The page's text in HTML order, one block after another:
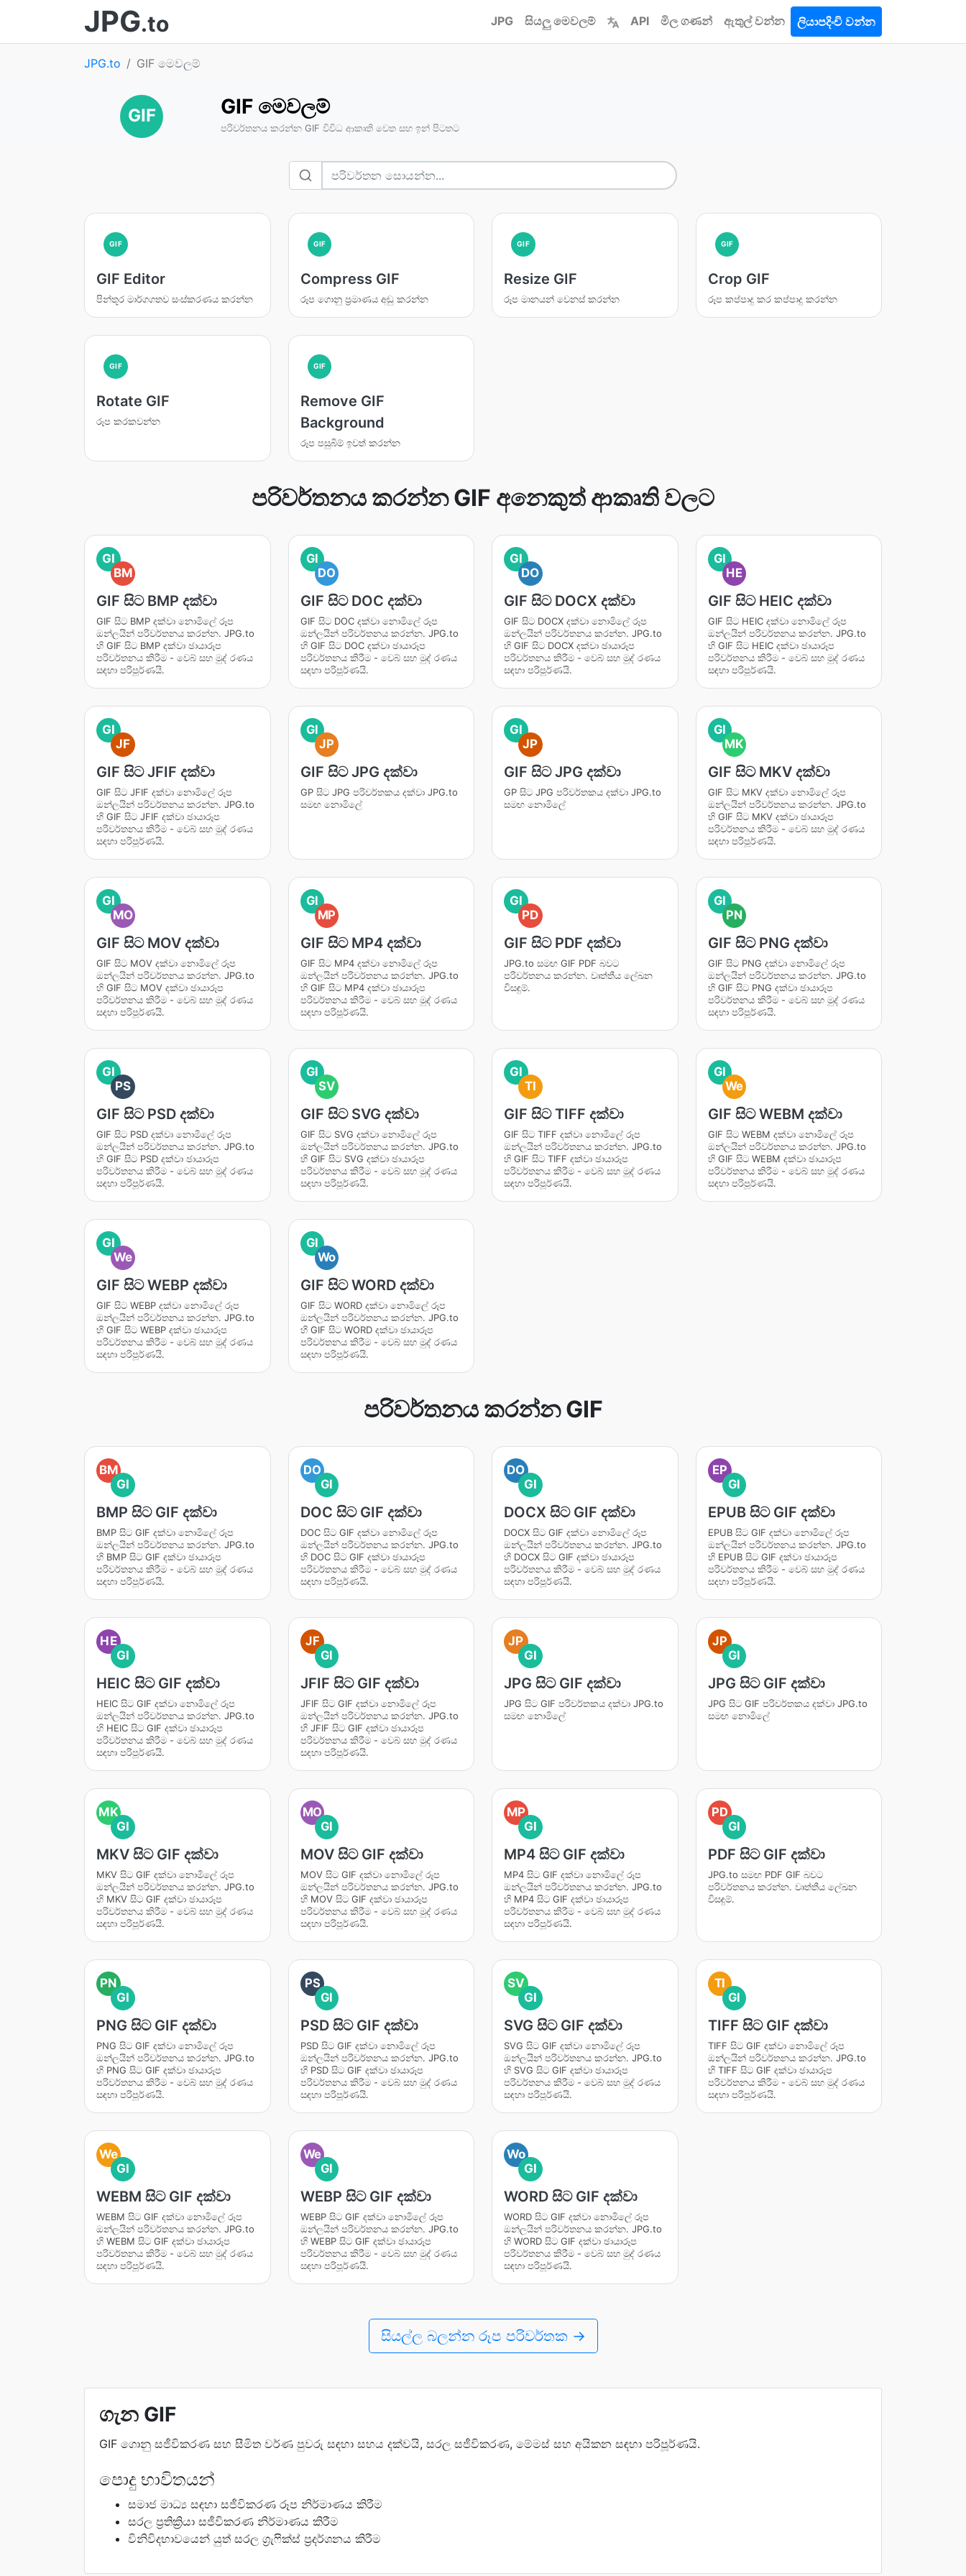
JPG.to JPG සියලු මෙවලම් API මිල ගණන් ඇතුල් වන්න ලියාපදිංචි වන්න
JPG.to GIF මෙවලම්
GIF GIF මෙවලම්
පරිවර්තනය කරන්න GIF විවිධ ආකෘති වෙත සහ ඉන් පිටතට
GIF
GIF Editor
පින්තූර මාර්ගගතව සංස්කරණය කරන්න
GIF
Compress GIF
රූප ගොනු ප්‍රමාණය අඩු කරන්න
GIF
Resize GIF
රූප මානයන් වෙනස් කරන්න
GIF
Crop GIF
රූප කප්පාදු කර කප්පාදු කරන්න
GIF
Rotate GIF
රූප කරකවන්න
GIF
Remove GIF
Background
රූප පසුබිම් ඉවත් කරන්න
පරිවර්තනය කරන්න GIF අනෙකුත් ආකෘති වලට
GI
BM
GIF සිට BMP දක්වා
GIF සිට BMP දක්වා නොමිලේ රූප
ඔන්ලයින් පරිවර්තනය කරන්න. JPG.to
හි GIF සිට BMP දක්වා ඡායාරූප
පරිවර්තනය කිරීම - වෙබ් සහ මුද් රණය
සඳහා පරිපූර්ණයි.
GI
DO
GIF සිට DOC දක්වා
GIF සිට DOC දක්වා නොමිලේ රූප
ඔන්ලයින් පරිවර්තනය කරන්න. JPG.to
හි GIF සිට DOC දක්වා ඡායාරූප
පරිවර්තනය කිරීම - වෙබ් සහ මුද් රණය
සඳහා පරිපූර්ණයි.
GI
DO
GIF සිට DOCX දක්වා
GIF සිට DOCX දක්වා නොමිලේ රූප
ඔන්ලයින් පරිවර්තනය කරන්න. JPG.to
හි GIF සිට DOCX දක්වා ඡායාරූප
පරිවර්තනය කිරීම - වෙබ් සහ මුද් රණය
සඳහා පරිපූර්ණයි.
GI
HE
GIF සිට HEIC දක්වා
GIF සිට HEIC දක්වා නොමිලේ රූප
ඔන්ලයින් පරිවර්තනය කරන්න. JPG.to
හි GIF සිට HEIC දක්වා ඡායාරූප
පරිවර්තනය කිරීම - වෙබ් සහ මුද් රණය
සඳහා පරිපූර්ණයි.
GI
JF
GIF සිට JFIF දක්වා
GIF සිට JFIF දක්වා නොමිලේ රූප
ඔන්ලයින් පරිවර්තනය කරන්න. JPG.to
හි GIF සිට JFIF දක්වා ඡායාරූප
පරිවර්තනය කිරීම - වෙබ් සහ මුද් රණය
සඳහා පරිපූර්ණයි.
GI
JP
GIF සිට JPG දක්වා
GP සිට JPG පරිවර්තකය දක්වා JPG.to
සමඟ නොමිලේ
GI
JP
GIF සිට JPG දක්වා
GP සිට JPG පරිවර්තකය දක්වා JPG.to
සමඟ නොමිලේ
GI
MK
GIF සිට MKV දක්වා
GIF සිට MKV දක්වා නොමිලේ රූප
ඔන්ලයින් පරිවර්තනය කරන්න. JPG.to
හි GIF සිට MKV දක්වා ඡායාරූප
පරිවර්තනය කිරීම - වෙබ් සහ මුද් රණය
සඳහා පරිපූර්ණයි.
GI
MO
GIF සිට MOV දක්වා
GIF සිට MOV දක්වා නොමිලේ රූප
ඔන්ලයින් පරිවර්තනය කරන්න. JPG.to
හි GIF සිට MOV දක්වා ඡායාරූප
පරිවර්තනය කිරීම - වෙබ් සහ මුද් රණය
සඳහා පරිපූර්ණයි.
GI
MP
GIF සිට MP4 දක්වා
GIF සිට MP4 දක්වා නොමිලේ රූප
ඔන්ලයින් පරිවර්තනය කරන්න. JPG.to
හි GIF සිට MP4 දක්වා ඡායාරූප
පරිවර්තනය කිරීම - වෙබ් සහ මුද් රණය
සඳහා පරිපූර්ණයි.
GI
PD
GIF සිට PDF දක්වා
JPG.to සමඟ GIF PDF බවට
පරිවර්තනය කරන්න. වෘත්තීය ලේඛන
විසඳුම්.
GI
PN
GIF සිට PNG දක්වා
GIF සිට PNG දක්වා නොමිලේ රූප
ඔන්ලයින් පරිවර්තනය කරන්න. JPG.to
හි GIF සිට PNG දක්වා ඡායාරූප
පරිවර්තනය කිරීම - වෙබ් සහ මුද් රණය
සඳහා පරිපූර්ණයි.
GI
PS
GIF සිට PSD දක්වා
GIF සිට PSD දක්වා නොමිලේ රූප
ඔන්ලයින් පරිවර්තනය කරන්න. JPG.to
හි GIF සිට PSD දක්වා ඡායාරූප
පරිවර්තනය කිරීම - වෙබ් සහ මුද් රණය
සඳහා පරිපූර්ණයි.
GI
SV
GIF සිට SVG දක්වා
GIF සිට SVG දක්වා නොමිලේ රූප
ඔන්ලයින් පරිවර්තනය කරන්න. JPG.to
හි GIF සිට SVG දක්වා ඡායාරූප
පරිවර්තනය කිරීම - වෙබ් සහ මුද් රණය
සඳහා පරිපූර්ණයි.
GI
TI
GIF සිට TIFF දක්වා
GIF සිට TIFF දක්වා නොමිලේ රූප
ඔන්ලයින් පරිවර්තනය කරන්න. JPG.to
හි GIF සිට TIFF දක්වා ඡායාරූප
පරිවර්තනය කිරීම - වෙබ් සහ මුද් රණය
සඳහා පරිපූර්ණයි.
GI
We
GIF සිට WEBM දක්වා
GIF සිට WEBM දක්වා නොමිලේ රූප
ඔන්ලයින් පරිවර්තනය කරන්න. JPG.to
හි GIF සිට WEBM දක්වා ඡායාරූප
පරිවර්තනය කිරීම - වෙබ් සහ මුද් රණය
සඳහා පරිපූර්ණයි.
GI
We
GIF සිට WEBP දක්වා
GIF සිට WEBP දක්වා නොමිලේ රූප
ඔන්ලයින් පරිවර්තනය කරන්න. JPG.to
හි GIF සිට WEBP දක්වා ඡායාරූප
පරිවර්තනය කිරීම - වෙබ් සහ මුද් රණය
සඳහා පරිපූර්ණයි.
GI
Wo
GIF සිට WORD දක්වා
GIF සිට WORD දක්වා නොමිලේ රූප
ඔන්ලයින් පරිවර්තනය කරන්න. JPG.to
හි GIF සිට WORD දක්වා ඡායාරූප
පරිවර්තනය කිරීම - වෙබ් සහ මුද් රණය
සඳහා පරිපූර්ණයි.
පරිවර්තනය කරන්න GIF
BM
GI
BMP සිට GIF දක්වා
BMP සිට GIF දක්වා නොමිලේ රූප
ඔන්ලයින් පරිවර්තනය කරන්න. JPG.to
හි BMP සිට GIF දක්වා ඡායාරූප
පරිවර්තනය කිරීම - වෙබ් සහ මුද් රණය
සඳහා පරිපූර්ණයි.
DO
GI
DOC සිට GIF දක්වා
DOC සිට GIF දක්වා නොමිලේ රූප
ඔන්ලයින් පරිවර්තනය කරන්න. JPG.to
හි DOC සිට GIF දක්වා ඡායාරූප
පරිවර්තනය කිරීම - වෙබ් සහ මුද් රණය
සඳහා පරිපූර්ණයි.
DO
GI
DOCX සිට GIF දක්වා
DOCX සිට GIF දක්වා නොමිලේ රූප
ඔන්ලයින් පරිවර්තනය කරන්න. JPG.to
හි DOCX සිට GIF දක්වා ඡායාරූප
පරිවර්තනය කිරීම - වෙබ් සහ මුද් රණය
සඳහා පරිපූර්ණයි.
EP
GI
EPUB සිට GIF දක්වා
EPUB සිට GIF දක්වා නොමිලේ රූප
ඔන්ලයින් පරිවර්තනය කරන්න. JPG.to
හි EPUB සිට GIF දක්වා ඡායාරූප
පරිවර්තනය කිරීම - වෙබ් සහ මුද් රණය
සඳහා පරිපූර්ණයි.
HE
GI
HEIC සිට GIF දක්වා
HEIC සිට GIF දක්වා නොමිලේ රූප
ඔන්ලයින් පරිවර්තනය කරන්න. JPG.to
හි HEIC සිට GIF දක්වා ඡායාරූප
පරිවර්තනය කිරීම - වෙබ් සහ මුද් රණය
සඳහා පරිපූර්ණයි.
JF
GI
JFIF සිට GIF දක්වා
JFIF සිට GIF දක්වා නොමිලේ රූප
ඔන්ලයින් පරිවර්තනය කරන්න. JPG.to
හි JFIF සිට GIF දක්වා ඡායාරූප
පරිවර්තනය කිරීම - වෙබ් සහ මුද් රණය
සඳහා පරිපූර්ණයි.
JP
GI
JPG සිට GIF දක්වා
JPG සිට GIF පරිවර්තකය දක්වා JPG.to
සමඟ නොමිලේ
JP
GI
JPG සිට GIF දක්වා
JPG සිට GIF පරිවර්තකය දක්වා JPG.to
සමඟ නොමිලේ
MK
GI
MKV සිට GIF දක්වා
MKV සිට GIF දක්වා නොමිලේ රූප
ඔන්ලයින් පරිවර්තනය කරන්න. JPG.to
හි MKV සිට GIF දක්වා ඡායාරූප
පරිවර්තනය කිරීම - වෙබ් සහ මුද් රණය
සඳහා පරිපූර්ණයි.
MO
GI
MOV සිට GIF දක්වා
MOV සිට GIF දක්වා නොමිලේ රූප
ඔන්ලයින් පරිවර්තනය කරන්න. JPG.to
හි MOV සිට GIF දක්වා ඡායාරූප
පරිවර්තනය කිරීම - වෙබ් සහ මුද් රණය
සඳහා පරිපූර්ණයි.
MP
GI
MP4 සිට GIF දක්වා
MP4 සිට GIF දක්වා නොමිලේ රූප
ඔන්ලයින් පරිවර්තනය කරන්න. JPG.to
හි MP4 සිට GIF දක්වා ඡායාරූප
පරිවර්තනය කිරීම - වෙබ් සහ මුද් රණය
සඳහා පරිපූර්ණයි.
PD
GI
PDF සිට GIF දක්වා
JPG.to සමඟ PDF GIF බවට
පරිවර්තනය කරන්න. වෘත්තීය ලේඛන
විසඳුම්.
PN
GI
PNG සිට GIF දක්වා
PNG සිට GIF දක්වා නොමිලේ රූප
ඔන්ලයින් පරිවර්තනය කරන්න. JPG.to
හි PNG සිට GIF දක්වා ඡායාරූප
පරිවර්තනය කිරීම - වෙබ් සහ මුද් රණය
සඳහා පරිපූර්ණයි.
PS
GI
PSD සිට GIF දක්වා
PSD සිට GIF දක්වා නොමිලේ රූප
ඔන්ලයින් පරිවර්තනය කරන්න. JPG.to
හි PSD සිට GIF දක්වා ඡායාරූප
පරිවර්තනය කිරීම - වෙබ් සහ මුද් රණය
සඳහා පරිපූර්ණයි.
SV
GI
SVG සිට GIF දක්වා
SVG සිට GIF දක්වා නොමිලේ රූප
ඔන්ලයින් පරිවර්තනය කරන්න. JPG.to
හි SVG සිට GIF දක්වා ඡායාරූප
පරිවර්තනය කිරීම - වෙබ් සහ මුද් රණය
සඳහා පරිපූර්ණයි.
TI
GI
TIFF සිට GIF දක්වා
TIFF සිට GIF දක්වා නොමිලේ රූප
ඔන්ලයින් පරිවර්තනය කරන්න. JPG.to
හි TIFF සිට GIF දක්වා ඡායාරූප
පරිවර්තනය කිරීම - වෙබ් සහ මුද් රණය
සඳහා පරිපූර්ණයි.
We
GI
WEBM සිට GIF දක්වා
WEBM සිට GIF දක්වා නොමිලේ රූප
ඔන්ලයින් පරිවර්තනය කරන්න. JPG.to
හි WEBM සිට GIF දක්වා ඡායාරූප
පරිවර්තනය කිරීම - වෙබ් සහ මුද් රණය
සඳහා පරිපූර්ණයි.
We
GI
WEBP සිට GIF දක්වා
WEBP සිට GIF දක්වා නොමිලේ රූප
ඔන්ලයින් පරිවර්තනය කරන්න. JPG.to
හි WEBP සිට GIF දක්වා ඡායාරූප
පරිවර්තනය කිරීම - වෙබ් සහ මුද් රණය
සඳහා පරිපූර්ණයි.
Wo
GI
WORD සිට GIF දක්වා
WORD සිට GIF දක්වා නොමිලේ රූප
ඔන්ලයින් පරිවර්තනය කරන්න. JPG.to
හි WORD සිට GIF දක්වා ඡායාරූප
පරිවර්තනය කිරීම - වෙබ් සහ මුද් රණය
සඳහා පරිපූර්ණයි.
සියල්ල බලන්න රූප පරිවර්තක →
ගැන GIF
GIF ගොනු සජීවිකරණ සහ සීමිත වර්ණ පුවරු සඳහා සහය දක්වයි, සරල සජීවිකරණ, මේමස් සහ අයිකන සඳහා පරිපූර්ණයි.
පොදු භාවිතයන්
සමාජ මාධ්‍ය සඳහා සජීවිකරණ රූප නිර්මාණය කිරීම
සරල ප්‍රතික්‍රියා සජීවිකරණ නිර්මාණය කිරීම
විනිවිදභාවයෙන් යුත් සරල ග්‍රැෆික්ස් ප්‍රදර්ශනය කිරීම